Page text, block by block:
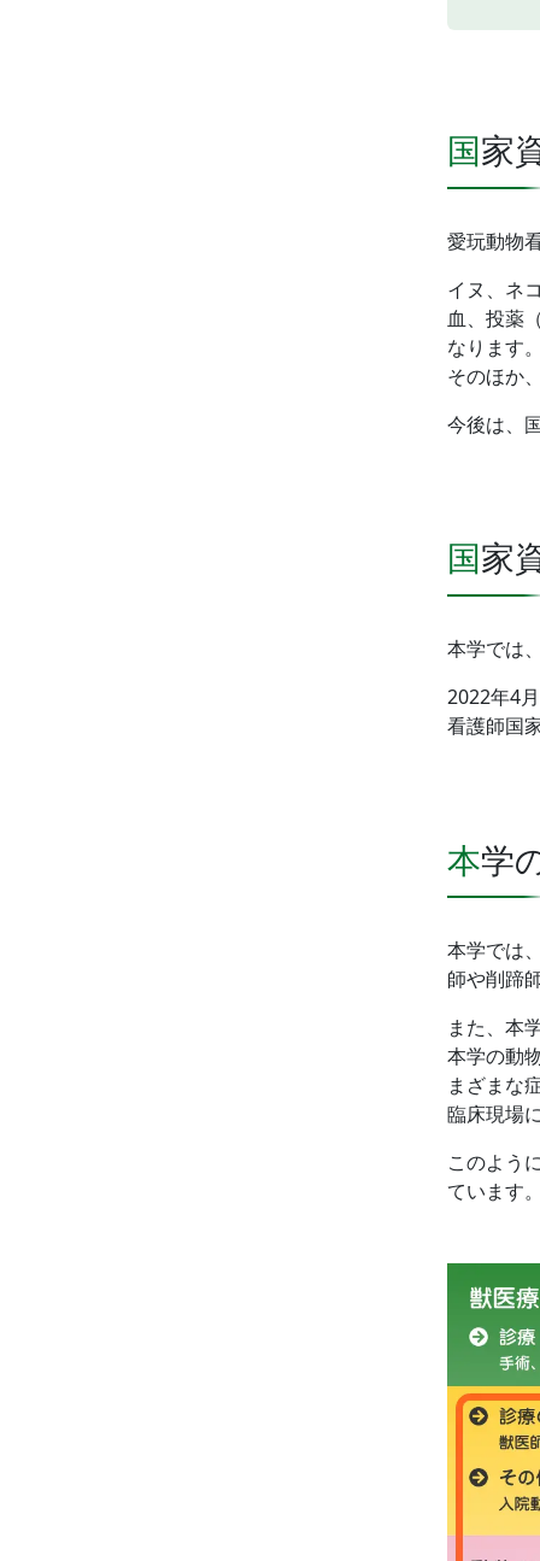
国
愛玩動物
イヌ、ネ
血、投薬
なります
そのほか
今後は、
国
本学では
2022年4
看護師国
本
本学では
師や削蹄
また、本
本学の動
まざまな
臨床現場
このよう
ています